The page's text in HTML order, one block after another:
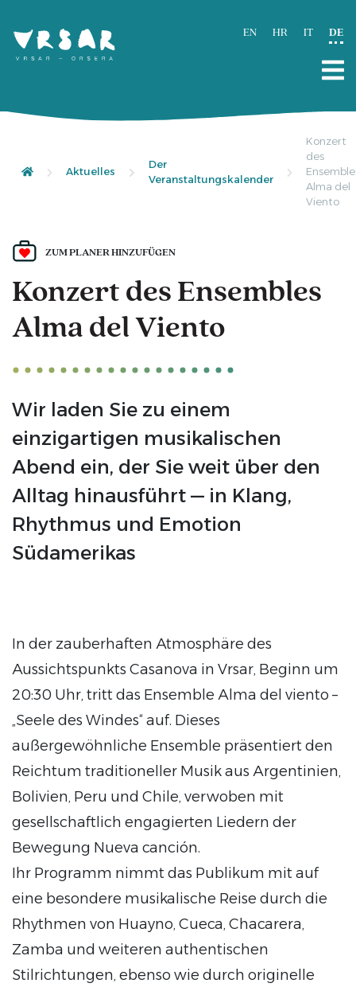
EN HR IT DE
Aktuelles
Der
Veranstaltungskalender
Konzert
des
Alma del
Viento
ZUM PLANER HINZUFÜGEN
Konzert des Ensembles
Alma del Viento
Wir laden Sie zu einem
einzigartigen musikalischen
Abend ein, der Sie weit über den
Alltag hinausführt — in Klang,
Rhythmus und Emotion
Südamerikas
In der zauberhaften Atmosphäre des
Aussichtspunkts Casanova in Vrsar, Beginn um
20:30 Uhr, tritt das Ensemble Alma del viento –
„Seele des Windes“ auf. Dieses
außergewöhnliche Ensemble präsentiert den
Reichtum traditioneller Musik aus Argentinien,
Bolivien, Peru und Chile, verwoben mit
gesellschaftlich engagierten Liedern der
Bewegung Nueva canción.
Ihr Programm nimmt das Publikum mit auf
eine besondere musikalische Reise durch die
Rhythmen von Huayno, Cueca, Chacarera,
Zamba und weiteren authentischen
Stilrichtungen, ebenso wie durch originelle